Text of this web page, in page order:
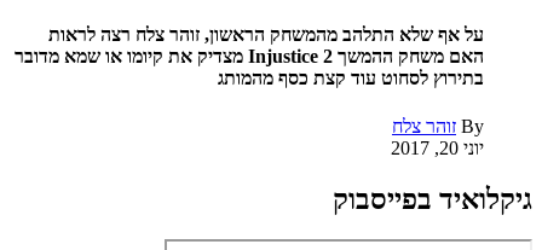
על אף שלא התלהב מהמשחק הראשון, זוהר צלח רצה לראות
האם משחק ההמשך Injustice 2 מצדיק את קיומו או שמא מדובר
בתירוץ לסחוט עוד קצת כסף מהמותג
By זוהר צלח
יוני 20, 2017
גיקלואיד בפייסבוק